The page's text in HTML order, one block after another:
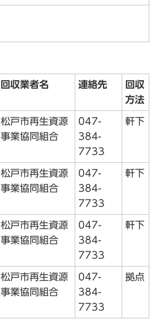
回収業者名 連絡先
回収
方法
松戸市再生資源
事業協同組合
047-
384-
7733
軒下
松戸市再生資源
事業協同組合
047-
384-
7733
軒下
松戸市再生資源
事業協同組合
047-
384-
7733
軒下
松戸市再生資源
事業協同組合
047-
384-
7733
拠点